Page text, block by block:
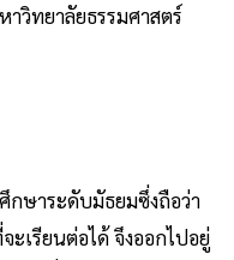
วิทยาลัยธรรมศาสตร์
กษาระดับมัธยมซึ่งถือว่า
เรียนต่อได้ จึงออกไปอยู่